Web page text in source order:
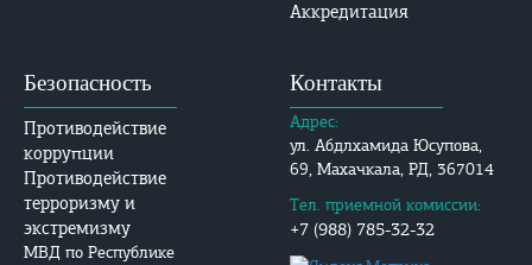
Аккредитация
Безопасность
Противодействие
коррупции
Противодействие
терроризму и
экстремизму
МВД по Республике
Контакты
Адрес:
ул. Абдлхамида Юсупова,
69, Махачкала, РД, 367014
Тел. приемной комиссии:
+7 (988) 785-32-32